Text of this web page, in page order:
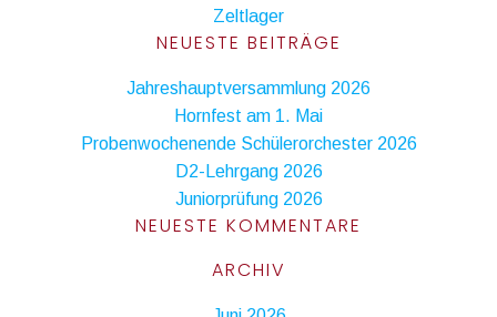
Zeltlager
NEUESTE BEITRÄGE
Jahreshauptversammlung 2026
Hornfest am 1. Mai
Probenwochenende Schülerorchester 2026
D2-Lehrgang 2026
Juniorprüfung 2026
NEUESTE KOMMENTARE
ARCHIV